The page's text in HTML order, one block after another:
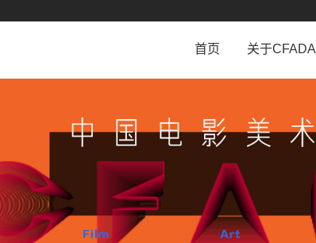
首页 关于CFADA
学会介绍
学会章程
法律顾问团